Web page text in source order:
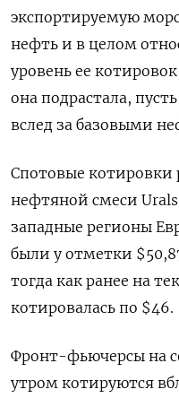
экспортируемую
нефть и в целом
уровень ее
она подрастала,
вслед за базовыми
Спотовые котировки
нефтяной смеси
западные регионы
были у отметки
тогда как ранее на
котировалась по $46.
Фронт-фьючерсы на
утром котируются